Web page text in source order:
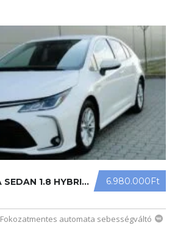
6.980.000Ft
TOYOTA COROLLA SEDAN 1.8 HYBRID COM ...
Fokozatmentes automata sebességváltó